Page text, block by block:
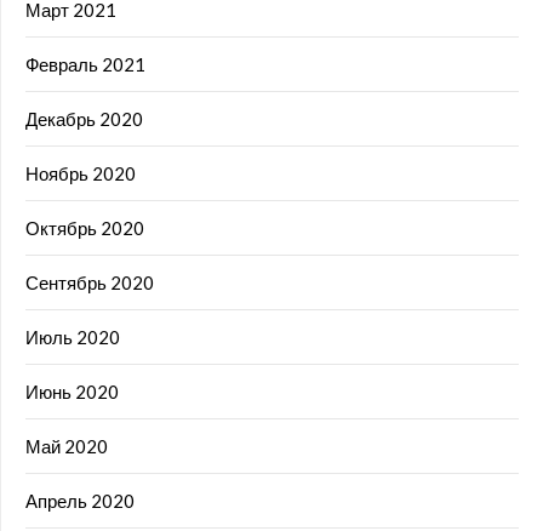
Март 2021
Февраль 2021
Декабрь 2020
Ноябрь 2020
Октябрь 2020
Сентябрь 2020
Июль 2020
Июнь 2020
Май 2020
Апрель 2020